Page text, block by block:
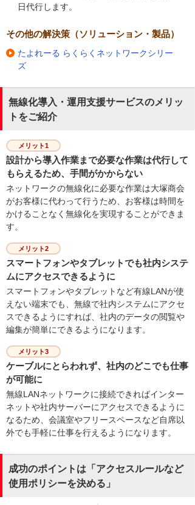
日代行します。
その他の解決策（ソリューション・製品）
たよれーる らくらくネットワークシリー
ズ
無線化導入・運用支援サービスのメリッ
トをご紹介
メリット1
設計から導入作業まで必要な作業は代行して
もらえるため、手間がかからない
ネットワークの無線化に必要な作業は大塚商会
がお客様に代わって行うため、お客様は時間を
かけることなく無線化を実現することができま
す。
メリット2
スマートフォンやタブレットでも社内システ
ムにアクセスできるように
スマートフォンやタブレットなど有線LANが使
えない端末でも、無線で社内システムにアクセ
スできるようにすれば、社内のデータの閲覧や
編集が簡単にできるようになります。
メリット3
ケーブルにとらわれず、社内のどこでも仕事
が可能に
無線LANネットワークに接続できればインター
ネットや社内サーバーにアクセスできるように
なるため、会議室やフリースペースなど自席以
外でも手軽に仕事を行えるようになります。
成功のポイントは「アクセスルールなど
使用ポリシーを決める」